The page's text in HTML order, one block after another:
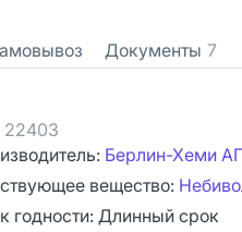
Документы 7
22403
Берлин-Хеми
вещество:
годности: Длинный срок